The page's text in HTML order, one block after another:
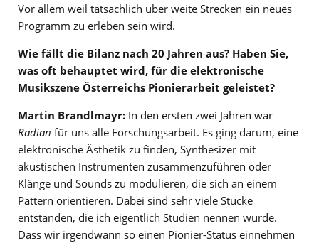
Vor allem weil tatsächlich über weite Strecken ein neues
Programm zu erleben sein wird.
Wie fällt die Bilanz nach 20 Jahren aus? Haben Sie,
was oft behauptet wird, für die elektronische
Musikszene Österreichs Pionierarbeit geleistet?
Martin Brandlmayr: In den ersten zwei Jahren war
Radian für uns alle Forschungsarbeit. Es ging darum, eine
elektronische Ästhetik zu finden, Synthesizer mit
akustischen Instrumenten zusammenzuführen oder
Klänge und Sounds zu modulieren, die sich an einem
Pattern orientieren. Dabei sind sehr viele Stücke
entstanden, die ich eigentlich Studien nennen würde.
Dass wir irgendwann so einen Pionier-Status einnehmen